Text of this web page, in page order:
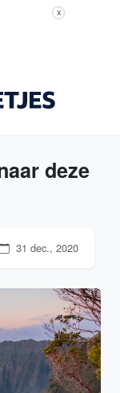
X
deze
31 dec., 2020